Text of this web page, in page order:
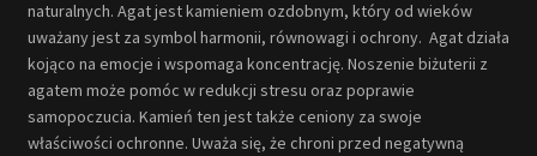
naturalnych. Agat jest kamieniem ozdobnym, który od wieków
uważany jest za symbol harmonii, równowagi i ochrony. Agat działa
kojąco na emocje i wspomaga koncentrację. Noszenie biżuterii z
agatem może pomóc w redukcji stresu oraz poprawie
samopoczucia. Kamień ten jest także ceniony za swoje
właściwości ochronne. Uważa się, że chroni przed negatywną